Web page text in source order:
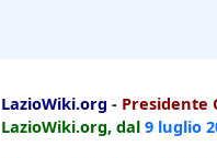
LazioWiki.org - Presidente
LazioWiki.org, dal 9 luglio